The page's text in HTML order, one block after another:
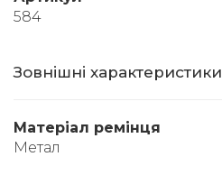
584
Зовнішні характеристики
Матеріал ремінця
Метал